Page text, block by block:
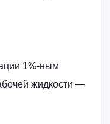
1%-ным
жидкости ―